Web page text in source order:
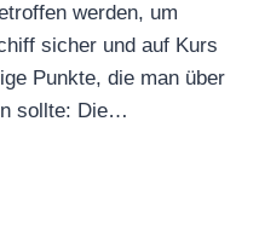
werden, um
sicher und auf Kurs
Punkte, die man über
sollte: Die…